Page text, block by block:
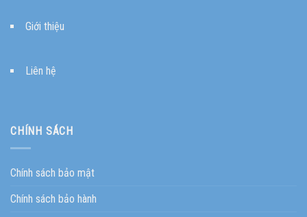
Giới thiệu
Liên hệ
CHÍNH SÁCH
Chính sách bảo mật
Chính sách bảo hành